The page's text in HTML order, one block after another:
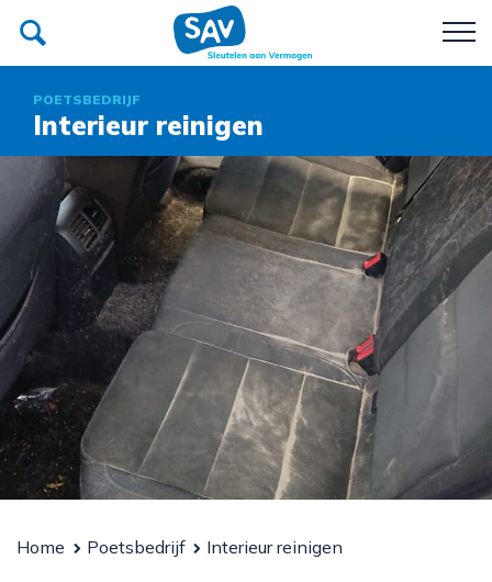
Poetsbedrijf
Recycle SAV
Team
Over SAV
Werken bij SAV
Donateurs van SAV
Contact
Afspraak maken?
Doneren
POETSBEDRIJF
Interieur reinigen
Home Poetsbedrijf Interieur reinigen